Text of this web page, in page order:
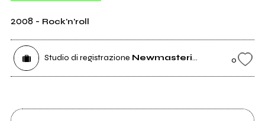
2008 - Rock'n'roll
Studio di registrazione Newmastering - High-End Audio Mastering 0